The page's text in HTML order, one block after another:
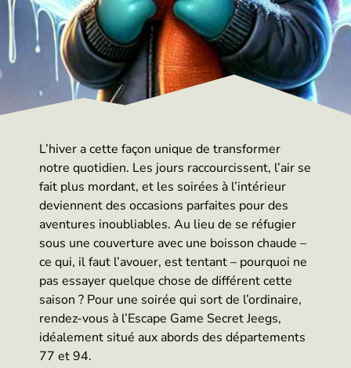
L’hiver a cette façon unique de transformer
notre quotidien. Les jours raccourcissent, l’air se
fait plus mordant, et les soirées à l’intérieur
deviennent des occasions parfaites pour des
aventures inoubliables. Au lieu de se réfugier
sous une couverture avec une boisson chaude –
ce qui, il faut l’avouer, est tentant – pourquoi ne
pas essayer quelque chose de différent cette
saison ? Pour une soirée qui sort de l’ordinaire,
rendez-vous à l’Escape Game Secret Jeegs,
idéalement situé aux abords des départements
77 et 94.